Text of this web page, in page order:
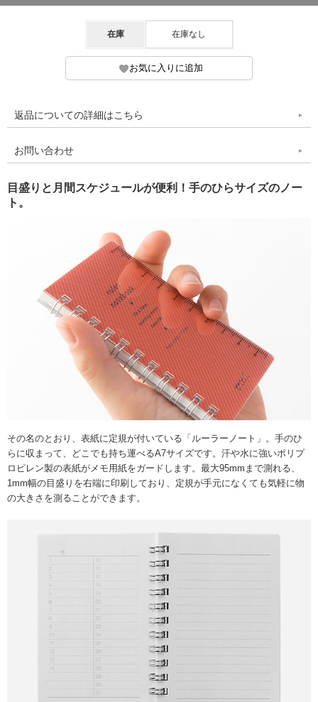
在庫 在庫なし
返品についての詳細はこちら
お問い合わせ
目盛りと月間スケジュールが便利！手のひらサイズのノー
ト。
その名のとおり、表紙に定規が付いている「ルーラーノート」。手のひ
らに収まって、どこでも持ち運べるA7サイズです。汗や水に強いポリプ
ロピレン製の表紙がメモ用紙をガードします。最大95mmまで測れる、
1mm幅の目盛りを右端に印刷しており、定規が手元になくても気軽に物
の大きさを測ることができます。